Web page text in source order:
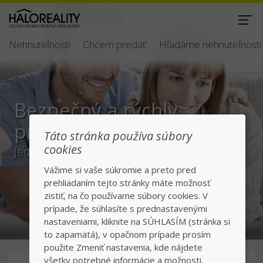
Nehnuteľnosti Chcem predať Hľadáme nehnuteľnosti
Bezpečný a rýchly
predaj/kúpa
Jednotka v realitách na slovenskom trhu
Táto stránka používa súbory
cookies
Vážime si vaše súkromie a preto pred
prehliadaním tejto stránky máte možnosť
zistiť, na čo používame súbory cookies. V
prípade, že súhlasíte s prednastavenými
nastaveniami, kliknite na SÚHLASÍM (stránka si
to zapamätá), v opačnom prípade prosím
použite Zmeniť nastavenia, kde nájdete
všetky potrebné informácie a možnosti.